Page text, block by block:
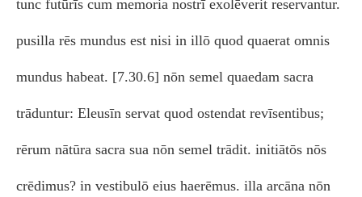
tunc futūrīs cum memoria nostrī exolēverit reservantur.
pusilla rēs mundus est nisi in illō quod quaerat omnis
mundus habeat. [7.30.6] nōn semel quaedam sacra
trāduntur: Eleusīn servat quod ostendat revīsentibus;
rērum nātūra sacra sua nōn semel trādit. initiātōs nōs
crēdimus? in vestibulō eius haerēmus. illa arcāna nōn